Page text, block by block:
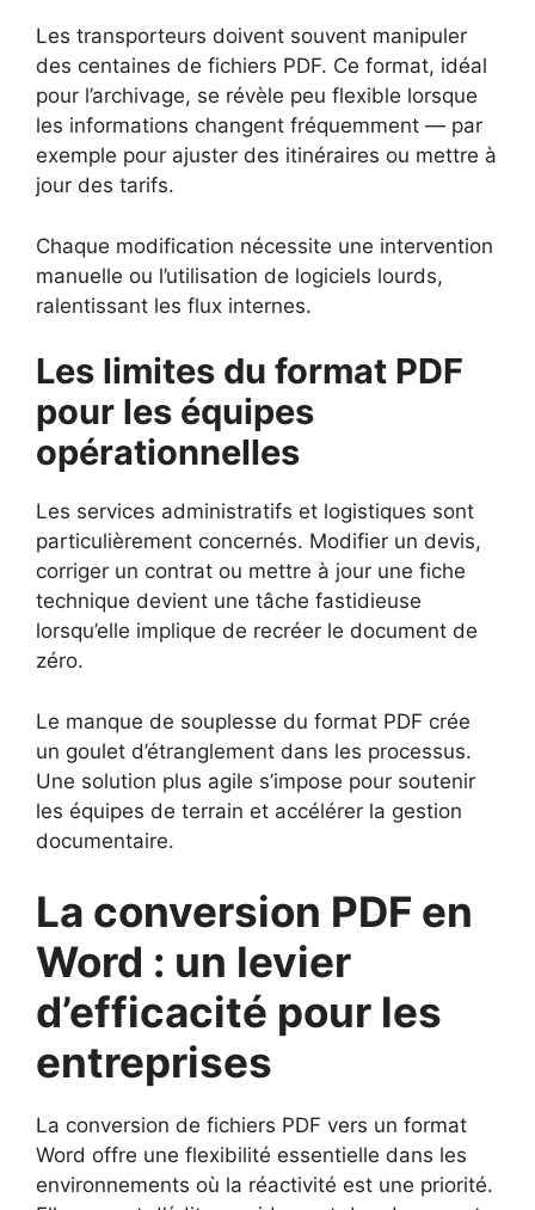
Les transporteurs doivent souvent manipuler
des centaines de fichiers PDF. Ce format, idéal
pour l’archivage, se révèle peu flexible lorsque
les informations changent fréquemment — par
exemple pour ajuster des itinéraires ou mettre à
jour des tarifs.
Chaque modification nécessite une intervention
manuelle ou l’utilisation de logiciels lourds,
ralentissant les flux internes.
Les limites du format PDF
pour les équipes
opérationnelles
Les services administratifs et logistiques sont
particulièrement concernés. Modifier un devis,
corriger un contrat ou mettre à jour une fiche
technique devient une tâche fastidieuse
lorsqu’elle implique de recréer le document de
zéro.
Le manque de souplesse du format PDF crée
un goulet d’étranglement dans les processus.
Une solution plus agile s’impose pour soutenir
les équipes de terrain et accélérer la gestion
documentaire.
La conversion PDF en
Word : un levier
d’efficacité pour les
entreprises
La conversion de fichiers PDF vers un format
Word offre une flexibilité essentielle dans les
environnements où la réactivité est une priorité.